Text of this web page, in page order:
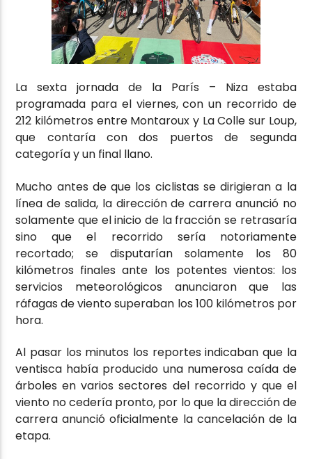
La sexta jornada de la París – Niza estaba
programada para el viernes, con un recorrido de
212 kilómetros entre Montaroux y La Colle sur Loup,
que contaría con dos puertos de segunda
categoría y un final llano.
Mucho antes de que los ciclistas se dirigieran a la
línea de salida, la dirección de carrera anunció no
solamente que el inicio de la fracción se retrasaría
sino que el recorrido sería notoriamente
recortado; se disputarían solamente los 80
kilómetros finales ante los potentes vientos: los
servicios meteorológicos anunciaron que las
ráfagas de viento superaban los 100 kilómetros por
hora.
Al pasar los minutos los reportes indicaban que la
ventisca había producido una numerosa caída de
árboles en varios sectores del recorrido y que el
viento no cedería pronto, por lo que la dirección de
carrera anunció oficialmente la cancelación de la
etapa.